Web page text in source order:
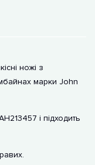
ножі з
марки John
і підходить